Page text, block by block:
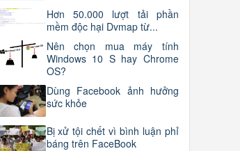
Hơn 50.000 lượt tải phần
mềm độc hại Dvmap từ...
Nên chọn mua máy tính
Windows 10 S hay Chrome
OS?
Dùng Facebook ảnh hưởng
sức khỏe
Bị xử tội chết vì bình luận phỉ
báng trên FaceBook